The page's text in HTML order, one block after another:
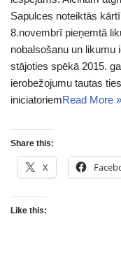
Sapulces noteiktās
8.novembrī pieņemtā
nobalsošanu un likumu
stājoties spēkā 2015.
ierobežojumu tautas
iniciatoriemRead More »
Share this:
X
Like this: